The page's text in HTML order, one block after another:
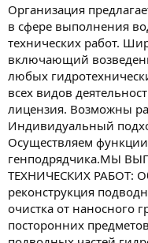
Организация
в сфере выполнения
технических работ.
включающий
любых
всех видов
лицензия. Возможны
Индивидуальный
Осуществляем функции
генподрядчика.МЫ
ТЕХНИЧЕСКИХ РАБОТ:
реконструкция
очистка от наносного
посторонних